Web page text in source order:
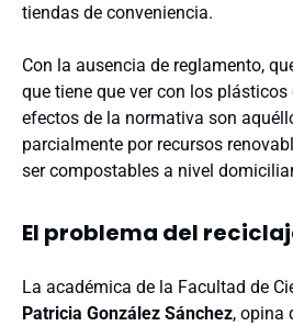
tiendas de conveniencia.
Con la ausencia de reglamento,
que tiene que ver con los
efectos de la normativa son
parcialmente por recursos
ser compostables a nivel
El problema del
La académica de la Facultad de
Patricia González Sánchez, opina